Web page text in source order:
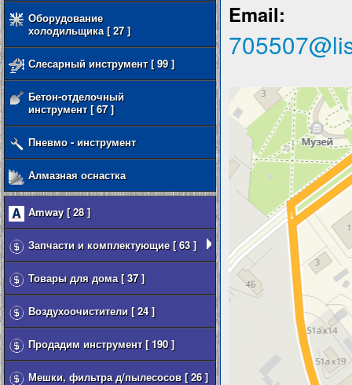
Оборудование
холодильщика [ 27 ]
Слесарный инструмент [ 99 ]
Бетон-отделочный
инструмент [ 67 ]
Пневмо - инструмент
Алмазная оснастка
Amway [ 28 ]
Запчасти и комплектующие [ 63 ]
Товары для дома [ 37 ]
Воздухоочистители [ 24 ]
Продадим инструмент [ 190 ]
Мешки, фильтра д/пылесосов [ 26 ]
Email: